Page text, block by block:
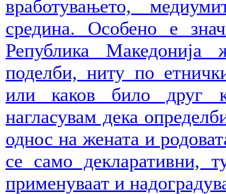
вработувањето,
средина. Особено е
Република Македонија
поделби, ниту по
или каков било друг
нагласувам дека
однос на жената и
се само декларативни,
применуваат и